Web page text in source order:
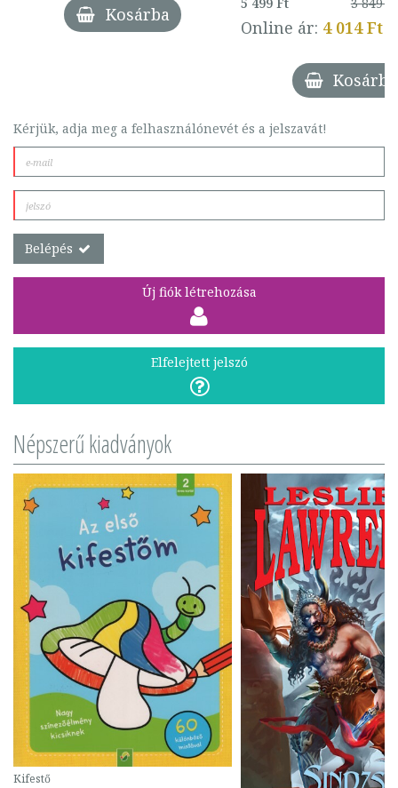
Kosárba 5 499 Ft 3 849 Ft
Online ár: 4 014 Ft
Kosárba
Kérjük, adja meg a felhasználónevét és a jelszavát!
Belépés
Új fiók létrehozása
Elfelejtett jelszó
Népszerű kiadványok
Kifestő